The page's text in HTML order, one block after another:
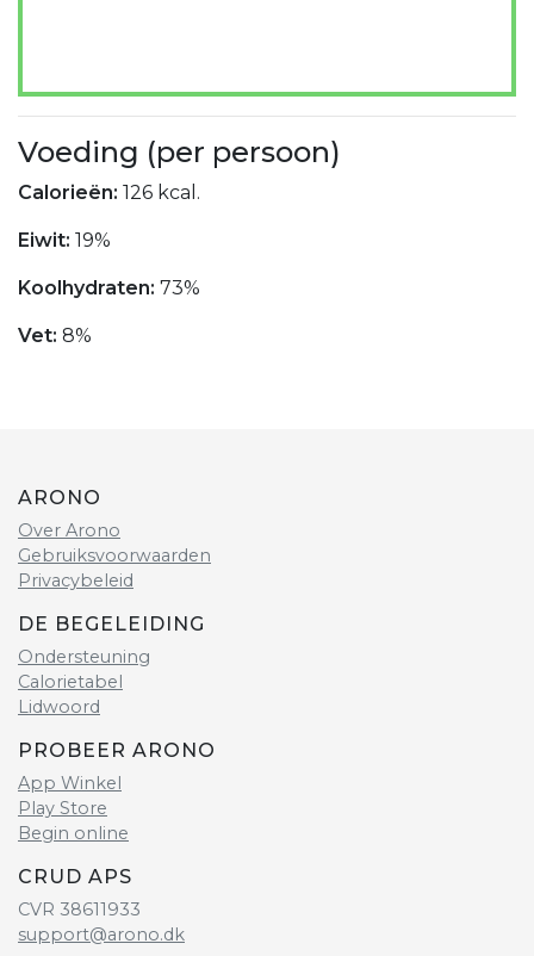
Voeding (per persoon)
Calorieën: 126 kcal.
Eiwit: 19%
Koolhydraten: 73%
Vet: 8%
ARONO
Over Arono
Gebruiksvoorwaarden
Privacybeleid
DE BEGELEIDING
Ondersteuning
Calorietabel
Lidwoord
PROBEER ARONO
App Winkel
Play Store
Begin online
CRUD APS
CVR 38611933
support@arono.dk